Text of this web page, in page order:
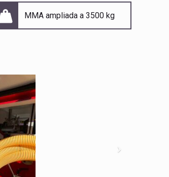
MMA ampliada a 3500 kg